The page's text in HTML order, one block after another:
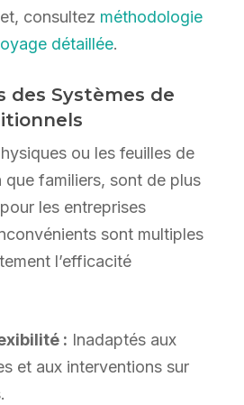
consultez méthodologie
détaillée.
des Systèmes de
ou les feuilles de
que familiers, sont de plus
les entreprises
sont multiples
l’efficacité
: Inadaptés aux
et aux interventions sur